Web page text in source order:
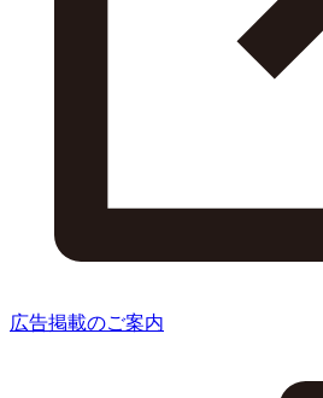
広告掲載のご案内